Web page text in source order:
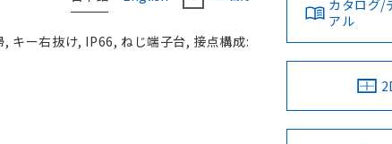
キー右抜け, IP66, ねじ端子台, 接点構成:
カタログ/
アル